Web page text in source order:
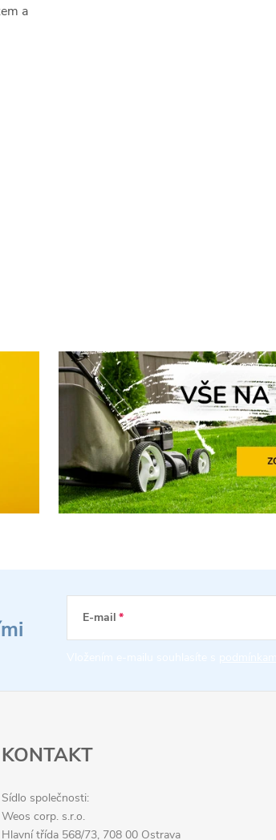
a
E-mail
KONTAKT
Sídlo společnosti:
Weos corp. s.r.o.
Hlavní třída 568/73, 708 00 Ostrava